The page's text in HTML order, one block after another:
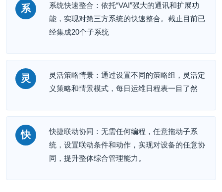
系
系统快速整合：依托“VAI”强大的通讯和扩展功
能，实现对第三方系统的快速整合。截止目前已
经集成20个子系统
灵
灵活策略情景：通过设置不同的策略组，灵活定
义策略和情景模式，每日运维日程表一目了然
快
快捷联动协同：无需任何编程，任意拖动子系
统，设置联动条件和动作，实现对设备的任意协
同，提升整体综合管理能力。